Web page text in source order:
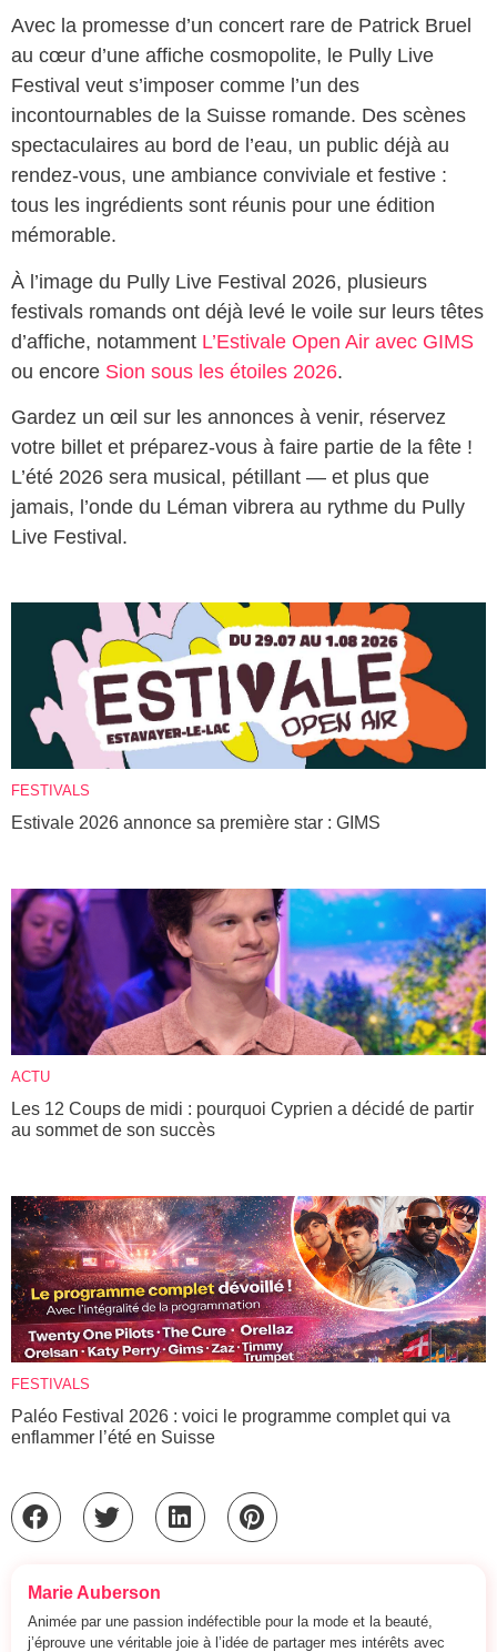
Avec la promesse d’un concert rare de Patrick Bruel
au cœur d’une affiche cosmopolite, le Pully Live
Festival veut s’imposer comme l’un des
incontournables de la Suisse romande. Des scènes
spectaculaires au bord de l’eau, un public déjà au
rendez-vous, une ambiance conviviale et festive :
tous les ingrédients sont réunis pour une édition
mémorable.
À l’image du Pully Live Festival 2026, plusieurs
festivals romands ont déjà levé le voile sur leurs têtes
d’affiche, notamment L’Estivale Open Air avec GIMS
ou encore Sion sous les étoiles 2026.
Gardez un œil sur les annonces à venir, réservez
votre billet et préparez-vous à faire partie de la fête !
L’été 2026 sera musical, pétillant — et plus que
jamais, l’onde du Léman vibrera au rythme du Pully
Live Festival.
FESTIVALS
Estivale 2026 annonce sa première star : GIMS
ACTU
Les 12 Coups de midi : pourquoi Cyprien a décidé de partir
au sommet de son succès
FESTIVALS
Paléo Festival 2026 : voici le programme complet qui va
enflammer l’été en Suisse
Marie Auberson
Animée par une passion indéfectible pour la mode et la beauté,
j’éprouve une véritable joie à l’idée de partager mes intérêts avec